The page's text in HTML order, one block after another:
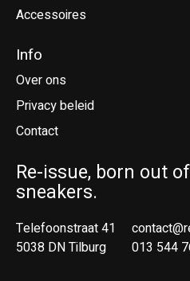
Accessoires
Info
Over ons
Privacy beleid
Contact
Re-issue, born out
sneakers.
Telefoonstraat 41
5038 DN Tilburg
013 544